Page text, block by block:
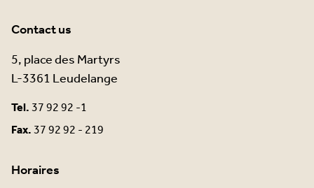
Contact us
5, place des Martyrs
L-3361 Leudelange
Tel.37 92 92 -1
Fax.37 92 92 - 219
Horaires